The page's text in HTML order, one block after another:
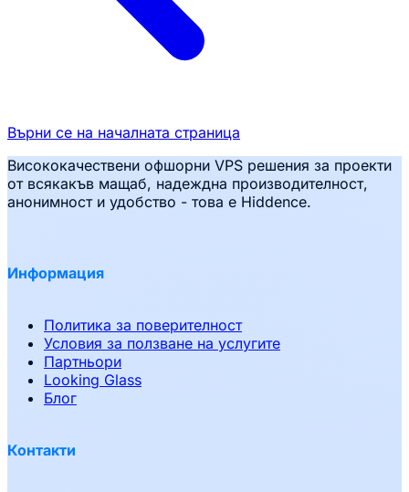
Върни се на началната страница
Висококачествени офшорни VPS решения за проекти
от всякакъв мащаб, надеждна производителност,
анонимност и удобство - това е Hiddence.
Информация
Политика за поверителност
Условия за ползване на услугите
Партньори
Looking Glass
Блог
Контакти